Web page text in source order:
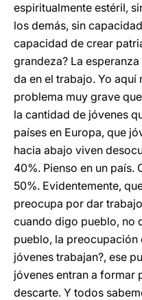
espiritualmente estéril,
los demás, sin
capacidad de crear
grandeza? La
da en el trabajo. Yo aquí
problema muy grave
la cantidad de jóvenes
países en Europa, que
hacia abajo viven
40%. Pienso en un país.
50%. Evidentemente,
preocupa por dar
cuando digo pueblo, no
pueblo, la preocupación
jóvenes trabajan?, ese
jóvenes entran a formar
descarte. Y todos